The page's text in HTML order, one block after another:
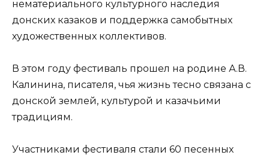
нематериального культурного наследия
донских казаков и поддержка самобытных
художественных коллективов.
В этом году фестиваль прошел на родине А.В.
Калинина, писателя, чья жизнь тесно связана с
донской землей, культурой и казачьими
традициям.
Участниками фестиваля стали 60 песенных